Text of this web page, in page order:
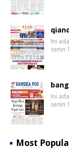
Ini
senin
Ini
senin
Most